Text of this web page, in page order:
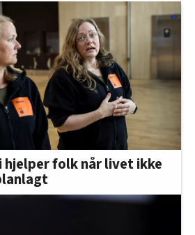
hjelper folk når livet ikke